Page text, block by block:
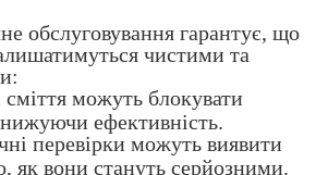
обслуговування гарантує, що
чистими та
сміття можуть блокувати
ефективність.
перевірки можуть виявити
як вони стануть серйозними.